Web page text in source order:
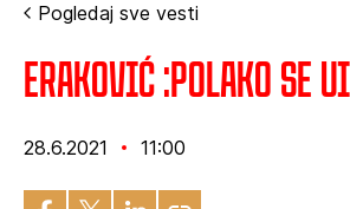
Pogledaj sve vesti
Eraković :Polako se
28.6.2021 11:00